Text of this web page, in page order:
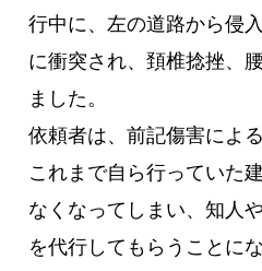
行中に、左の道路から侵
に衝突され、頚椎捻挫、
ました。
依頼者は、前記傷害によ
これまで自ら行っていた
なくなってしまい、知人
を代行してもらうことに